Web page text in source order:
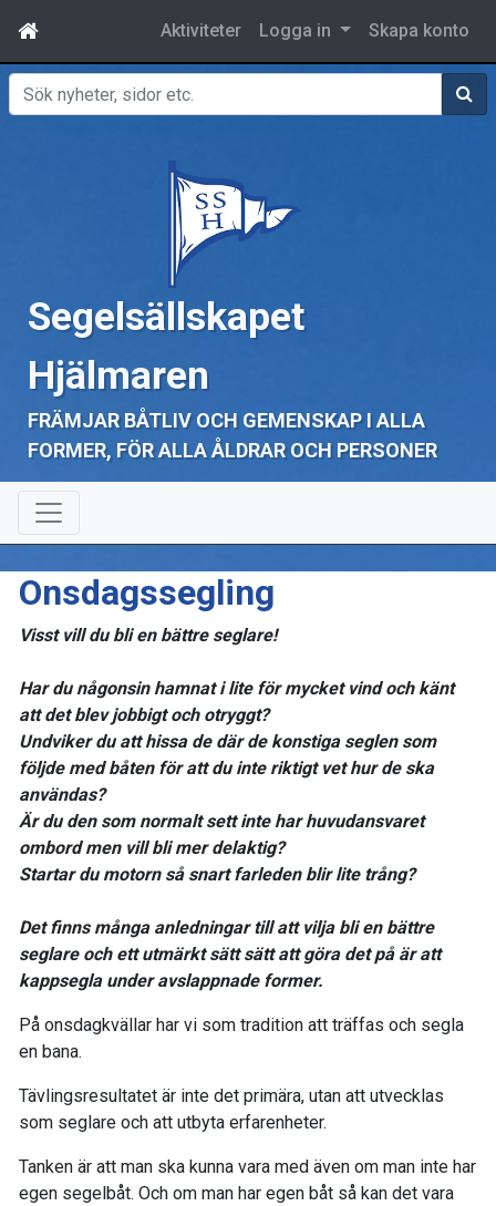
Aktiviteter Logga in Skapa konto
Sök
Segelsällskapet
Hjälmaren
FRÄMJAR BÅTLIV OCH GEMENSKAP I ALLA
FORMER, FÖR ALLA ÅLDRAR OCH PERSONER
Onsdagssegling
Visst vill du bli en bättre seglare!
Har du någonsin hamnat i lite för mycket vind och känt
att det blev jobbigt och otryggt?
Undviker du att hissa de där de konstiga seglen som
följde med båten för att du inte riktigt vet hur de ska
användas?
Är du den som normalt sett inte har huvudansvaret
ombord men vill bli mer delaktig?
Startar du motorn så snart farleden blir lite trång?
Det finns många anledningar till att vilja bli en bättre
seglare och ett utmärkt sätt sätt att göra det på är att
kappsegla under avslappnade former.
På onsdagkvällar har vi som tradition att träffas och segla
en bana.
Tävlingsresultatet är inte det primära, utan att utvecklas
som seglare och att utbyta erfarenheter.
Tanken är att man ska kunna vara med även om man inte har
egen segelbåt. Och om man har egen båt så kan det vara